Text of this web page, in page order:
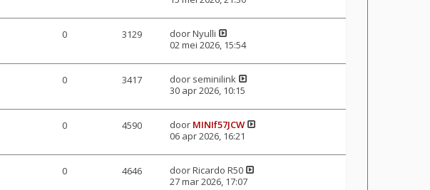
0 3129 doorNyulli
02 mei 2026, 15:54
0 3417 door seminilink
30 apr 2026, 10:15
0 4590 door MINIf57JCW
06 apr 2026, 16:21
0 4646 doorRicardo R50
27 mar 2026, 17:07